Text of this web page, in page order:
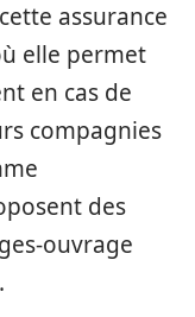
assurance
elle permet
en cas de
compagnies
des
ouvrage
.